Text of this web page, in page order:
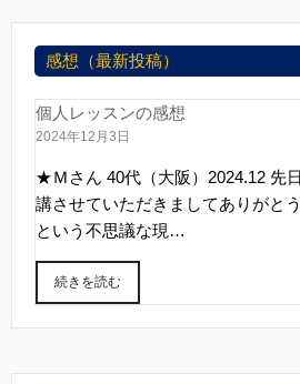
感想（最新投稿）
個人レッスンの感想
2024年12月3日
★Ｍさん 40代（大阪）2024.12 先
講させていただきましてありがと
という不思議な現…
続きを読む